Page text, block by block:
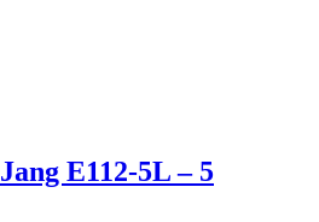
E112-5L – 5